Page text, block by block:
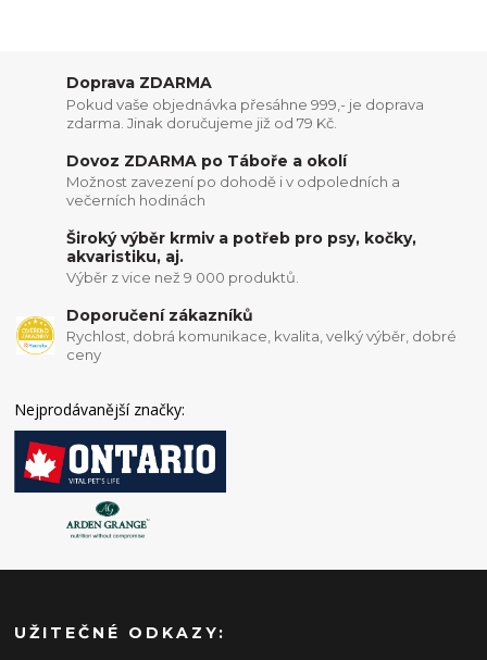
Doprava ZDARMA
Pokud vaše objednávka přesáhne 999,- je doprava
zdarma. Jinak doručujeme již od 79 Kč.
Dovoz ZDARMA po Táboře a okolí
Možnost zavezení po dohodě i v odpoledních a
večerních hodinách
Široký výběr krmiv a potřeb pro psy, kočky,
akvaristiku, aj.
Výběr z vice než 9 000 produktů.
Doporučení zákazníků
Rychlost, dobrá komunikace, kvalita, velký výběr, dobré
ceny
Nejprodávanější značky:
UŽITEČNÉ ODKAZY: